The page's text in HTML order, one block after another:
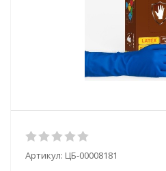
Артикул: ЦБ-00008181